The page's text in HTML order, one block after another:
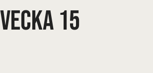
Vecka 15